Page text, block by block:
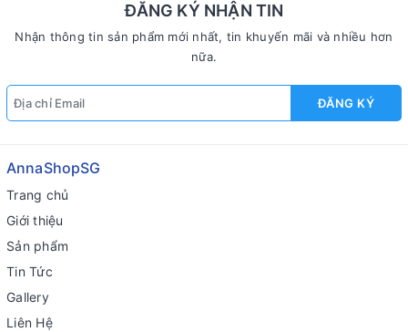
ĐĂNG KÝ NHẬN TIN
Nhận thông tin sản phẩm mới nhất, tin khuyến mãi và nhiều hơn
nữa.
ĐĂNG KÝ
AnnaShopSG
Trang chủ
Giới thiệu
Sản phẩm
Tin Tức
Gallery
Liên Hệ